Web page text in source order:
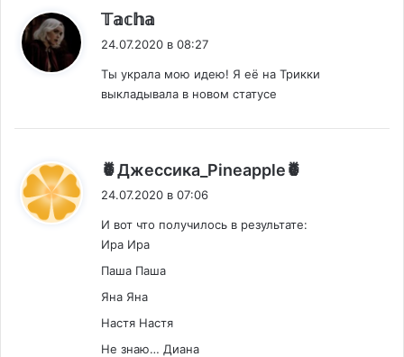
𝕋𝕒𝕔𝕙𝕒
24.07.2020 в 08:27
Ты украла мою идею! Я её на Трикки
выкладывала в новом статусе
🍍Джессика_Pineapple🍍
24.07.2020 в 07:06
И вот что получилось в результате:
Ира Ира
Паша Паша
Яна Яна
Настя Настя
Не знаю… Диана